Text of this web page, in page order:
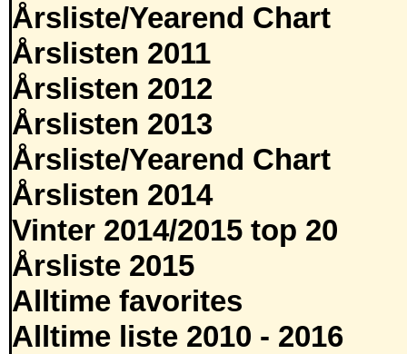
Årsliste/Yearend Chart
Årslisten 2011
Årslisten 2012
Årslisten 2013
Årsliste/Yearend Chart
Årslisten 2014
Vinter 2014/2015 top 20
Årsliste 2015
Alltime favorites
Alltime liste 2010 - 2016